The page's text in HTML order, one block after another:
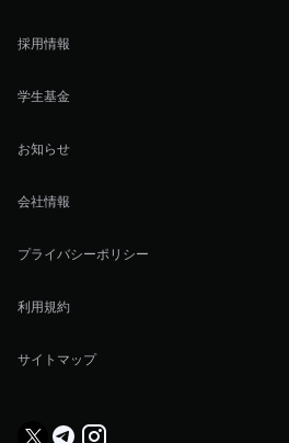
採用情報
学生基金
お知らせ
会社情報
プライバシーポリシー
利用規約
サイトマップ